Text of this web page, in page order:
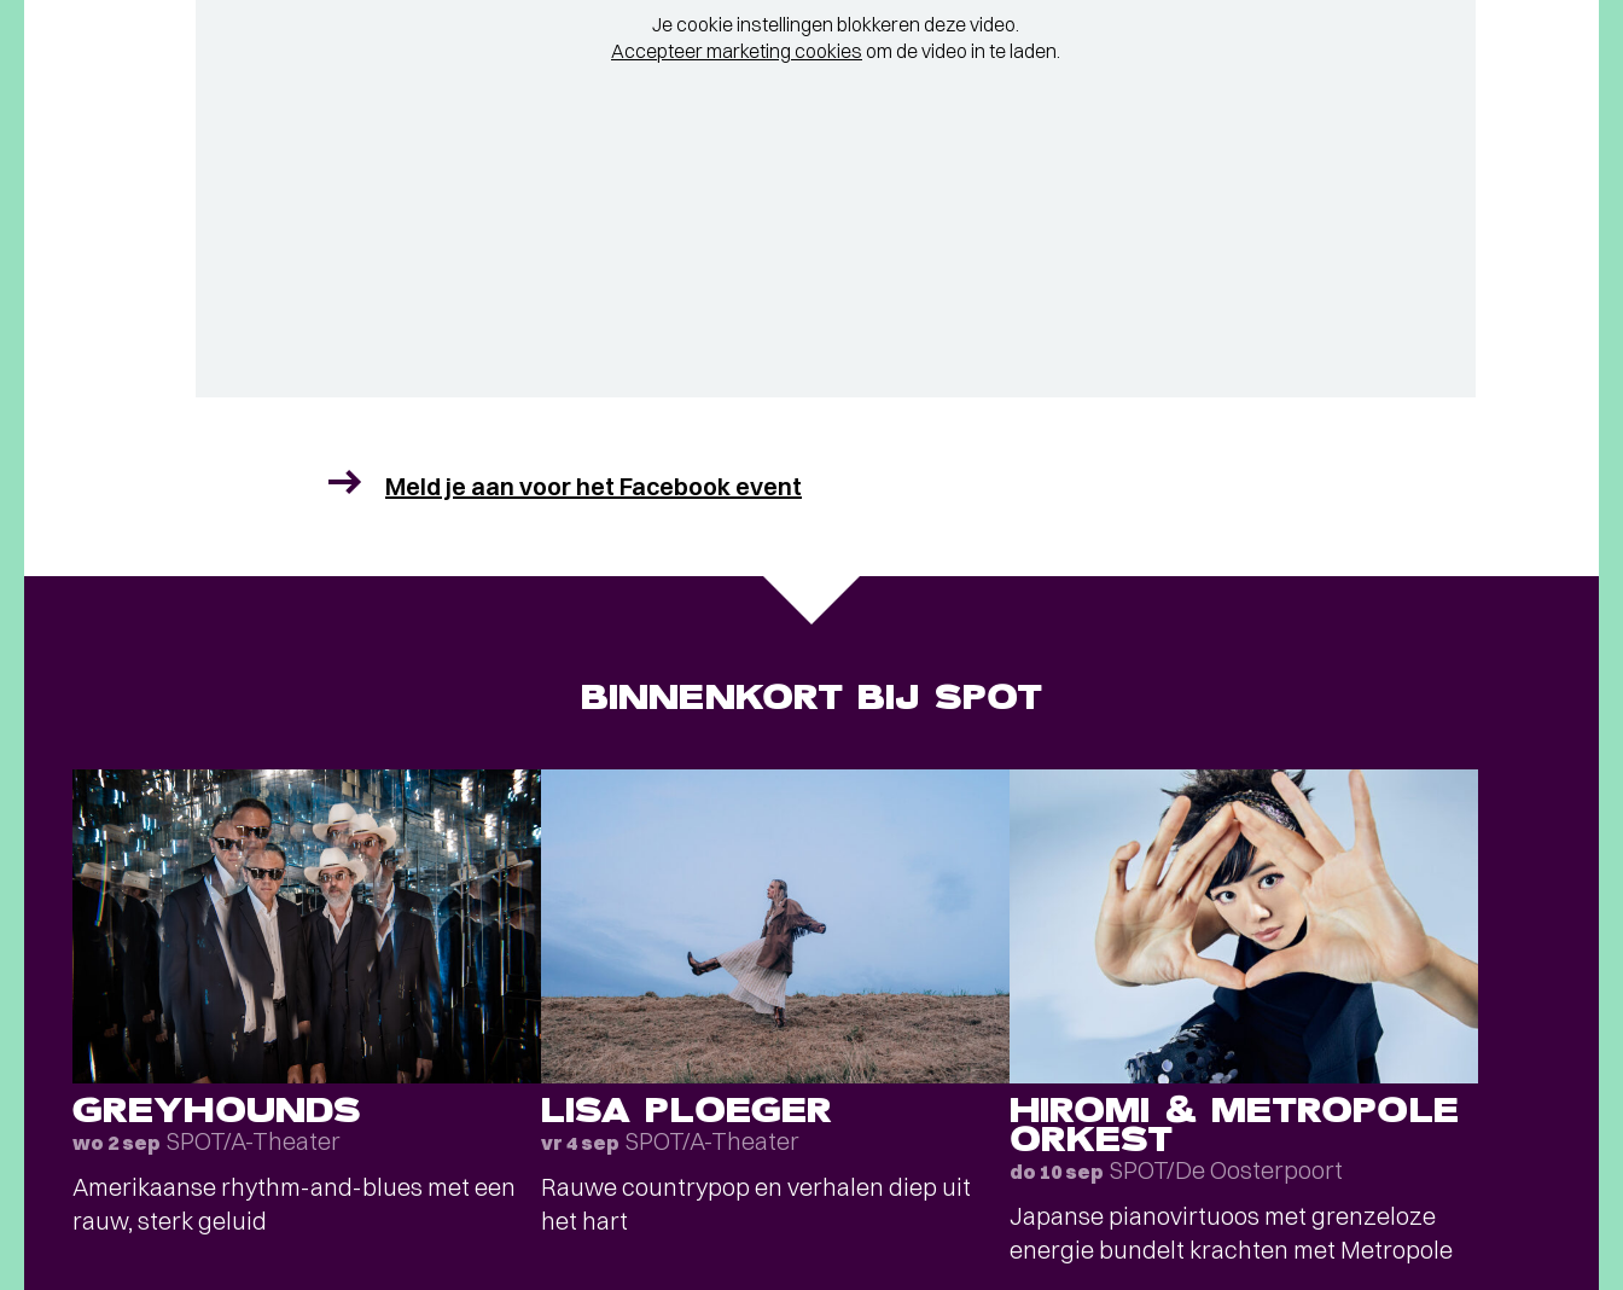
Je cookie instellingen blokkeren deze video.
Accepteer marketing cookies om de video in te laden.
Meld je aan voor het Facebook event
BINNENKORT BIJ SPOT
GREYHOUNDS
wo 2 sep SPOT/A-Theater
Amerikaanse rhythm-and-blues met een
rauw, sterk geluid
LISA PLOEGER
vr 4 sep SPOT/A-Theater
Rauwe countrypop en verhalen diep uit
het hart
HIROMI & METROPOLE
ORKEST
do 10 sep SPOT/De Oosterpoort
Japanse pianovirtuoos met grenzeloze
energie bundelt krachten met Metropole